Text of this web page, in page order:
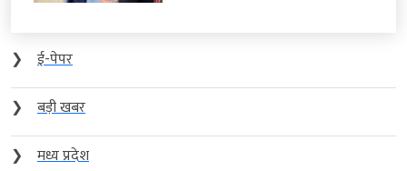
❯
ई-पेपर
❯
बड़ी खबर
❯
मध्य प्रदेश